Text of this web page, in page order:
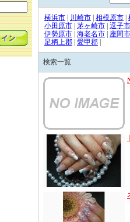
横浜市 川崎市 相模原市
小田原市 茅ヶ崎市 逗子市
伊勢原市 海老名市
座間市
足柄上郡 愛甲郡
検索一覧